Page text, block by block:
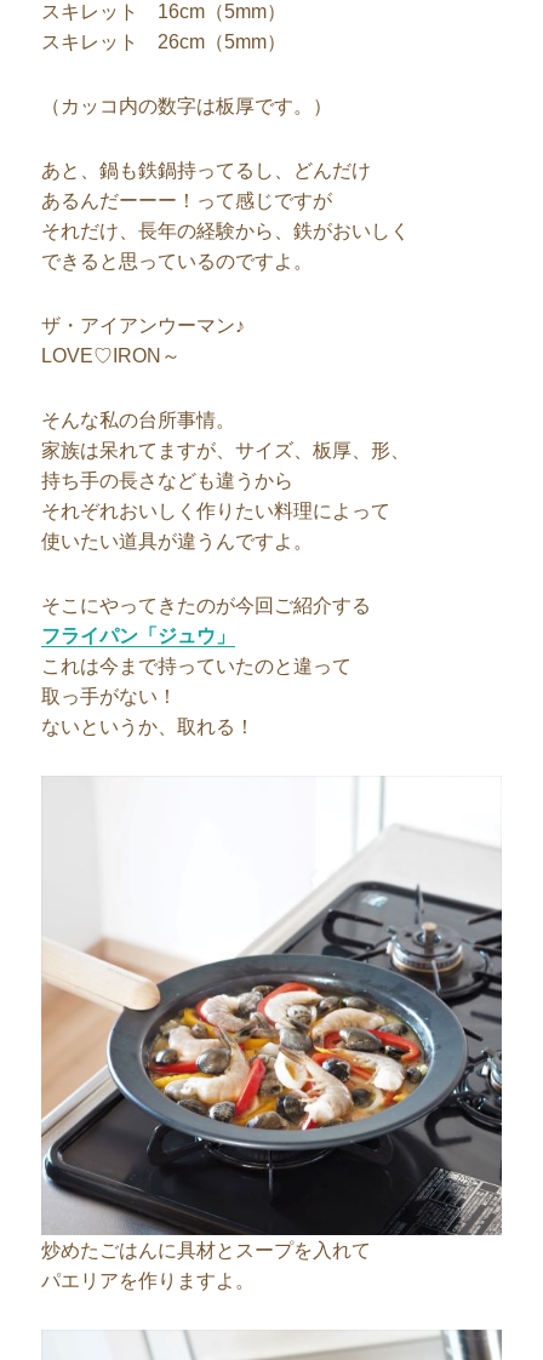
スキレット 16cm（5mm）
スキレット 26cm（5mm）
（カッコ内の数字は板厚です。）
あと、鍋も鉄鍋持ってるし、どんだけ
あるんだーーー！って感じですが
それだけ、長年の経験から、鉄がおいしく
できると思っているのですよ。
ザ・アイアンウーマン♪
LOVE♡IRON～
そんな私の台所事情。
家族は呆れてますが、サイズ、板厚、形、
持ち手の長さなども違うから
それぞれおいしく作りたい料理によって
使いたい道具が違うんですよ。
そこにやってきたのが今回ご紹介する
フライパン「ジュウ」
これは今まで持っていたのと違って
取っ手がない！
ないというか、取れる！
炒めたごはんに具材とスープを入れて
パエリアを作りますよ。